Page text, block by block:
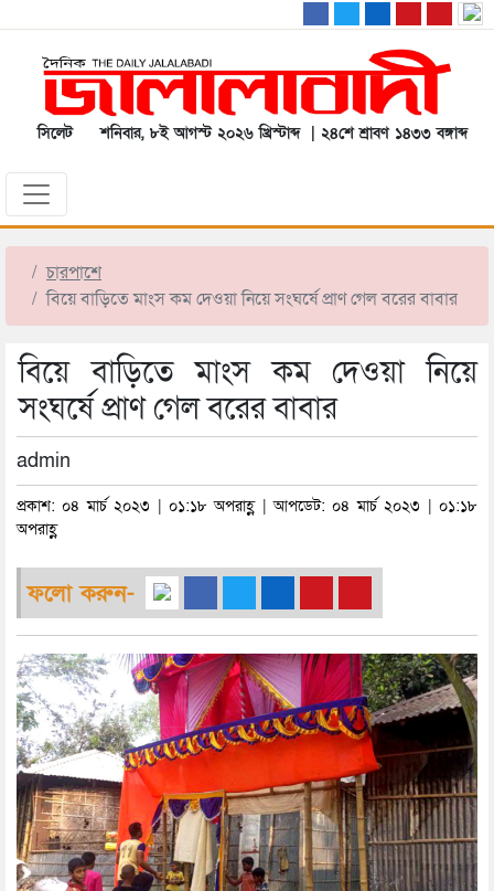
সিলেট শনিবার, ৮ই আগস্ট ২০২৬ খ্রিস্টাব্দ | ২৪শে শ্রাবণ ১৪৩৩ বঙ্গাব্দ
চারপাশে
বিয়ে বাড়িতে মাংস কম দেওয়া নিয়ে সংঘর্ষে প্রাণ গেল বরের বাবার
বিয়ে বাড়িতে মাংস কম দেওয়া নিয়ে
সংঘর্ষে প্রাণ গেল বরের বাবার
admin
প্রকাশ: ০৪ মার্চ ২০২৩ | ০১:১৮ অপরাহ্ণ | আপডেট: ০৪ মার্চ ২০২৩ | ০১:১৮
অপরাহ্ণ
ফলো করুন-